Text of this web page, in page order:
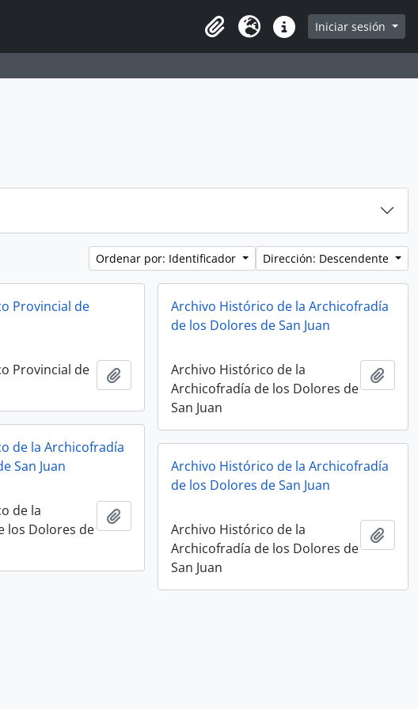
page
Portapapeles
Idioma Enlaces rápidos
Iniciar sesión
Ordenar por: Identificador Dirección: Descendente
Provincial de
Provincial de
Añadir al portapapeles
Archivo Histórico de la Archicofradía
de los Dolores de San Juan
Archivo Histórico de la
Archicofradía de los Dolores de
San Juan
de la Archicofradía
San Juan
de la
los Dolores de
Añadir al portapapeles
Archivo Histórico de la Archicofradía
de los Dolores de San Juan
Archivo Histórico de la
Archicofradía de los Dolores de
San Juan